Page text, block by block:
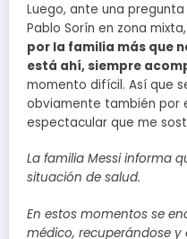
Luego, ante una
Pablo Sorín en zona
por la familia más que
está ahí, siempre
momento difícil. Así que
obviamente también por
espectacular que me
La familia Messi informa
situación de salud.
En estos momentos se
médico, recuperándose